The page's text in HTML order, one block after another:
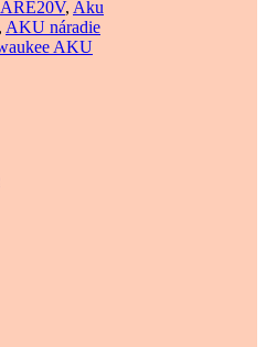
, Aku
, AKU náradie
AKU